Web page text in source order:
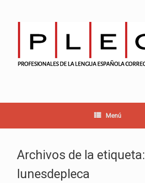
contenido
Menú
Archivos de la etiqueta:
lunesdepleca